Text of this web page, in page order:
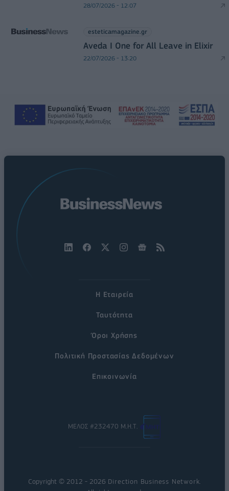
28/07/2026 - 12:07
esteticamagazine.gr
Aveda I One for All Leave in Elixir
22/07/2026 - 13:20
Η Εταιρεία
Ταυτότητα
Όροι Χρήσης
Πολιτική Προστασίας Δεδομένων
Επικοινωνία
ΜΕΛΟΣ #232470 Μ.Η.Τ.
Copyright © 2012 - 2026 Direction Business Network